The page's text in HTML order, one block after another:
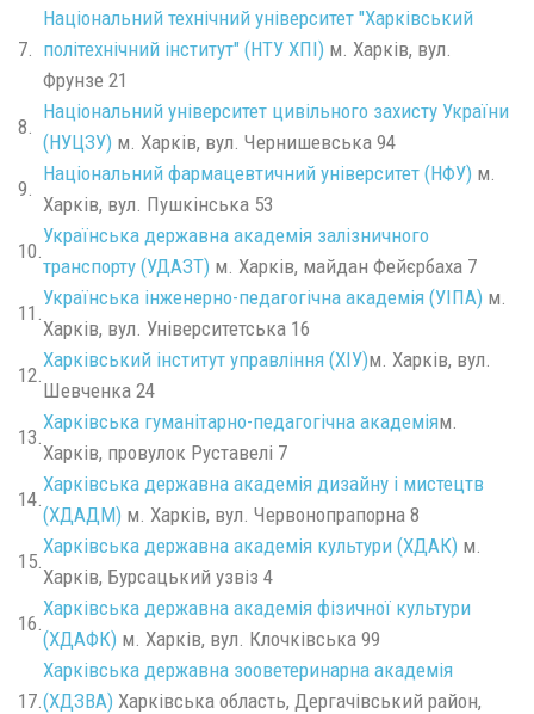
7.
Національний технічний університет "Харківський
політехнічний інститут" (НТУ ХПІ) м. Харків, вул.
Фрунзе 21
8.
Національний університет цивільного захисту України
(НУЦЗУ) м. Харків, вул. Чернишевська 94
9.
Національний фармацевтичний університет (НФУ) м.
Харків, вул. Пушкінська 53
10.
Українська державна академія залізничного
транспорту (УДАЗТ) м. Харків, майдан Фейєрбаха 7
11.
Українська інженерно-педагогічна академія (УІПА) м.
Харків, вул. Університетська 16
12.
Харкiвський iнститут управлiння (ХІУ)м. Харкiв, вул.
Шевченка 24
13.
Харківська гуманітарно-педагогічна академіям.
Харків, провулок Руставелі 7
14.
Харківська державна академія дизайну і мистецтв
(ХДАДМ) м. Харків, вул. Червонопрапорна 8
15.
Харківська державна академія культури (ХДАК) м.
Харків, Бурсацький узвіз 4
16.
Харківська державна академія фізичної культури
(ХДАФК) м. Харків, вул. Клочківська 99
17.
Харківська державна зооветеринарна академія
(ХДЗВА) Харківська область, Дергачівський район,